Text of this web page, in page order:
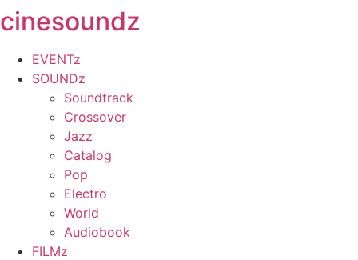
Zum
Inhalt
springen
cinesoundz
EVENTz
SOUNDz
Soundtrack
Crossover
Jazz
Catalog
Pop
Electro
World
Audiobook
FILMz